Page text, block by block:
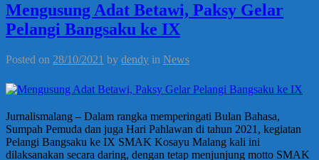
Mengusung Adat Betawi, Paksy Gelar
Pelangi Bangsaku ke IX
Posted on 28/10/2021 by dendy in News
Jurnalismalang – Dalam rangka memperingati Bulan Bahasa,
Sumpah Pemuda dan juga Hari Pahlawan di tahun 2021, kegiatan
Pelangi Bangsaku ke IX SMAK Kosayu Malang kali ini
dilaksanakan secara daring, dengan tetap menjunjung motto SMAK